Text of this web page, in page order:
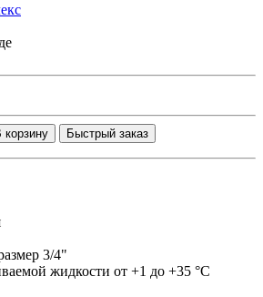
корзину Быстрый заказ
3/4"
жидкости от +1 до +35 °C